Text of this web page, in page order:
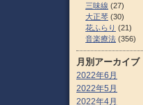
三味線 (27)
大正琴 (30)
花ふらり (21)
音楽療法 (356)
月別アーカイブ
2022年6月
2022年5月
2022年4月